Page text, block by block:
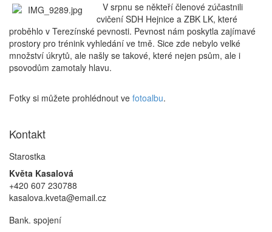
V srpnu se někteří členové zúčastnili
cvičení SDH Hejnice a ZBK LK, které
proběhlo v Terezínské pevnosti. Pevnost nám poskytla zajímavé
prostory pro trénink vyhledání ve tmě. Sice zde nebylo velké
množství úkrytů, ale našly se takové, které nejen psům, ale i
psovodům zamotaly hlavu.
Fotky si můžete prohlédnout ve fotoalbu.
Kontakt
Starostka
Květa Kasalová
+420 607 230788
kasalova.kveta@email.cz
Bank. spojení